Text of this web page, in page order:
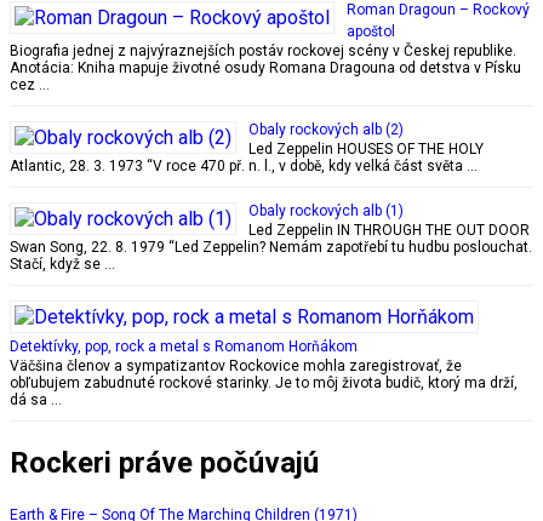
Roman Dragoun – Rockový
apoštol
Biografia jednej z najvýraznejších postáv rockovej scény v Českej republike.
Anotácia: Kniha mapuje životné osudy Romana Dragouna od detstva v Písku
cez …
Obaly rockových alb (2)
Led Zeppelin HOUSES OF THE HOLY
Atlantic, 28. 3. 1973 “V roce 470 př. n. l., v době, kdy velká část světa …
Obaly rockových alb (1)
Led Zeppelin IN THROUGH THE OUT DOOR
Swan Song, 22. 8. 1979 “Led Zeppelin? Nemám zapotřebí tu hudbu poslouchat.
Stačí, když se …
Detektívky, pop, rock a metal s Romanom Horňákom
Väčšina členov a sympatizantov Rockovice mohla zaregistrovať, že
obľubujem zabudnuté rockové starinky. Je to môj života budič, ktorý ma drží,
dá sa …
Rockeri práve počúvajú
Earth & Fire – Song Of The Marching Children (1971)